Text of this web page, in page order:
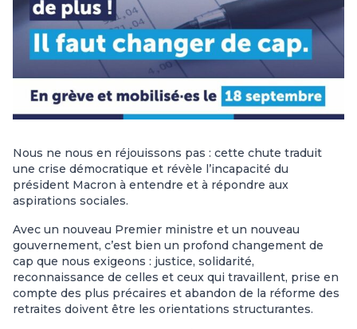
Nous ne nous en réjouissons pas : cette chute traduit
une crise démocratique et révèle l’incapacité du
président Macron à entendre et à répondre aux
aspirations sociales.
Avec un nouveau Premier ministre et un nouveau
gouvernement, c’est bien un profond changement de
cap que nous exigeons : justice, solidarité,
reconnaissance de celles et ceux qui travaillent, prise en
compte des plus précaires et abandon de la réforme des
retraites doivent être les orientations structurantes.